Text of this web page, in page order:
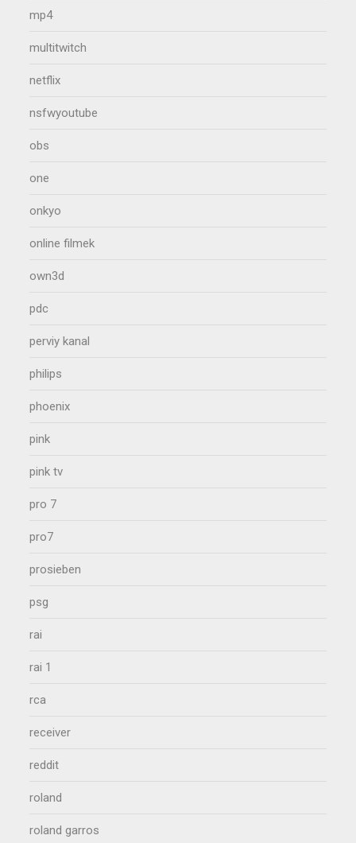
mp4
multitwitch
netflix
nsfwyoutube
obs
one
onkyo
online filmek
own3d
pdc
perviy kanal
philips
phoenix
pink
pink tv
pro 7
pro7
prosieben
psg
rai
rai 1
rca
receiver
reddit
roland
roland garros